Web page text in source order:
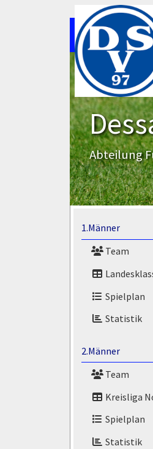
Abteilung
1.Männer
Team
Spielplan
Statistik
2.Männer
Team
Kreisliga
Spielplan
Statistik